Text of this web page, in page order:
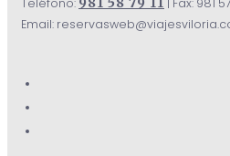
Email: